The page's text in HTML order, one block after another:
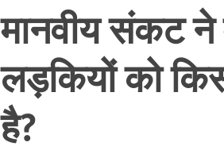
मानवीय संकट
लड़कियों को
है?